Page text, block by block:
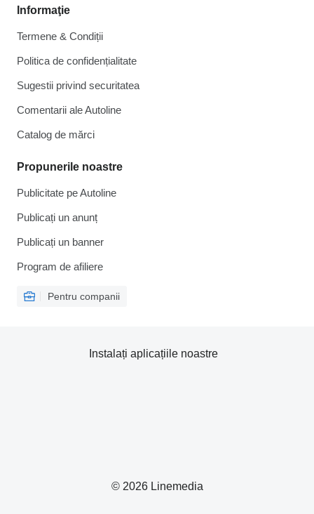
Informaţie
Termene & Condiții
Politica de confidențialitate
Sugestii privind securitatea
Comentarii ale Autoline
Catalog de mărcі
Propunerile noastre
Publicitate pe Autoline
Publicați un anunț
Publicați un banner
Program de afiliere
Pentru companii
© 2026 Linemedia
Instalați aplicațiile noastre